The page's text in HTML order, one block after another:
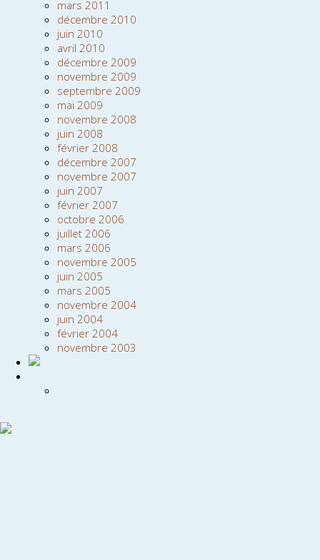
mars 2011
décembre 2010
juin 2010
avril 2010
décembre 2009
novembre 2009
septembre 2009
mai 2009
novembre 2008
juin 2008
février 2008
décembre 2007
novembre 2007
juin 2007
février 2007
octobre 2006
juillet 2006
mars 2006
novembre 2005
juin 2005
mars 2005
novembre 2004
juin 2004
février 2004
novembre 2003